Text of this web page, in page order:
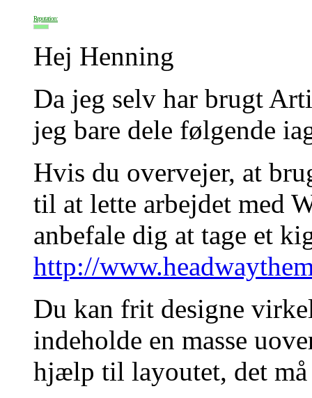
Reputation:
Hej Henning
Da jeg selv har brugt
jeg bare dele følgende
Hvis du overvejer, at
til at lette arbejdet med
anbefale dig at tage et
http://
Du kan frit designe
indeholde en masse
hjælp til layoutet, det